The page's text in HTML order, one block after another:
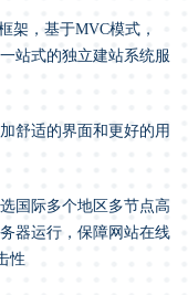
架，基于MVC模式，
站式的独立建站系统服
舒适的界面和更好的用
国际多个地区多节点高
器运行，保障网站在线
性